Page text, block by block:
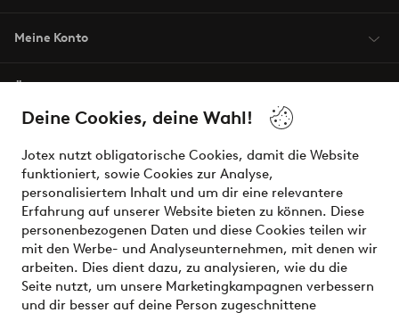
Deine Cookies, deine Wahl!
Jotex nutzt obligatorische Cookies, damit die Website
funktioniert, sowie Cookies zur Analyse,
personalisiertem Inhalt und um dir eine relevantere
Erfahrung auf unserer Website bieten zu können. Diese
personenbezogenen Daten und diese Cookies teilen wir
mit den Werbe- und Analyseunternehmen, mit denen wir
arbeiten. Dies dient dazu, zu analysieren, wie du die
Seite nutzt, um unsere Marketingkampagnen verbessern
und dir besser auf deine Person zugeschnittene
Meine Konto
Bedingungen
Sichere Zahlungen - Jetzt bezahlen oder aufteilen
Möchtest du mehr über unsere
Zahlungsmöglichkeitenerfahren?